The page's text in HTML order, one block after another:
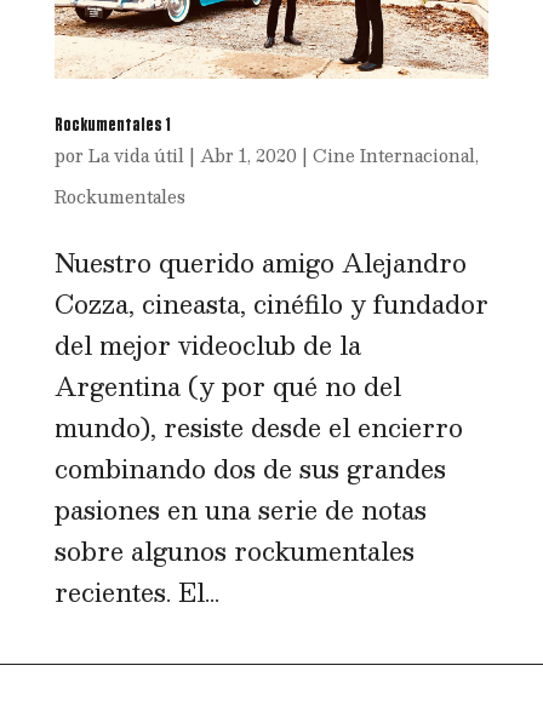
Rockumentales 1
por La vida útil| Abr 1, 2020 | Cine Internacional,
Rockumentales
Nuestro querido amigo Alejandro
Cozza, cineasta, cinéfilo y fundador
del mejor videoclub de la
Argentina (y por qué no del
mundo), resiste desde el encierro
combinando dos de sus grandes
pasiones en una serie de notas
sobre algunos rockumentales
recientes. El...